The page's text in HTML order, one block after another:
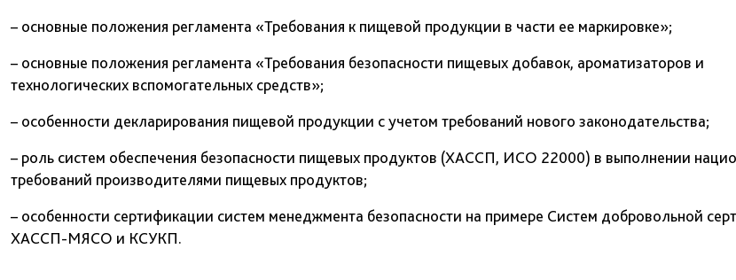
– основные положения регламента «Требования к пищевой продукции в части ее маркировке»;
– основные положения регламента «Требования безопасности пищевых добавок, ароматизаторов и
технологических вспомогательных средств»;
– особенности декларирования пищевой продукции с учетом требований нового законодательства;
– роль систем обеспечения безопасности пищевых продуктов (ХАССП, ИСО 22000) в выполнении
требований производителями пищевых продуктов;
– особенности сертификации систем менеджмента безопасности на примере Систем добровольной
ХАССП-МЯСО и КСУКП.